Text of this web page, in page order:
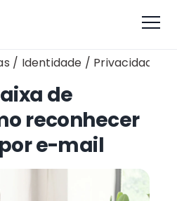
/ Identidade / Privacidade
de
reconhecer
e-mail